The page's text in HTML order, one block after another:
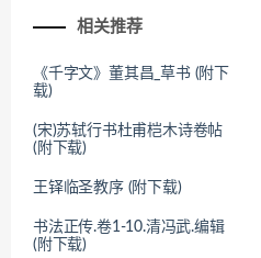
相关推荐
《千字文》董其昌_草书 (附下
载)
(宋)苏轼行书杜甫桤木诗卷帖
(附下载)
王铎临圣教序 (附下载)
书法正传.卷1-10.清冯武.编辑
(附下载)